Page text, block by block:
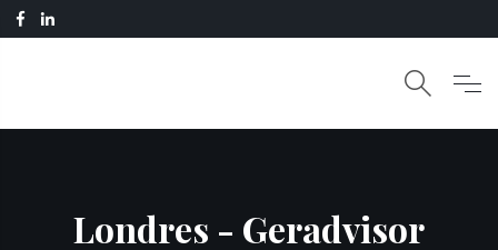
Londres - Geradvisor